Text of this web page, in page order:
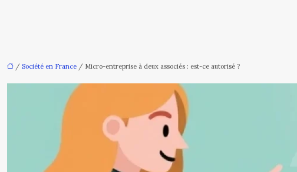
/ Société en France / Micro-entreprise à deux associés : est-ce autorisé ?